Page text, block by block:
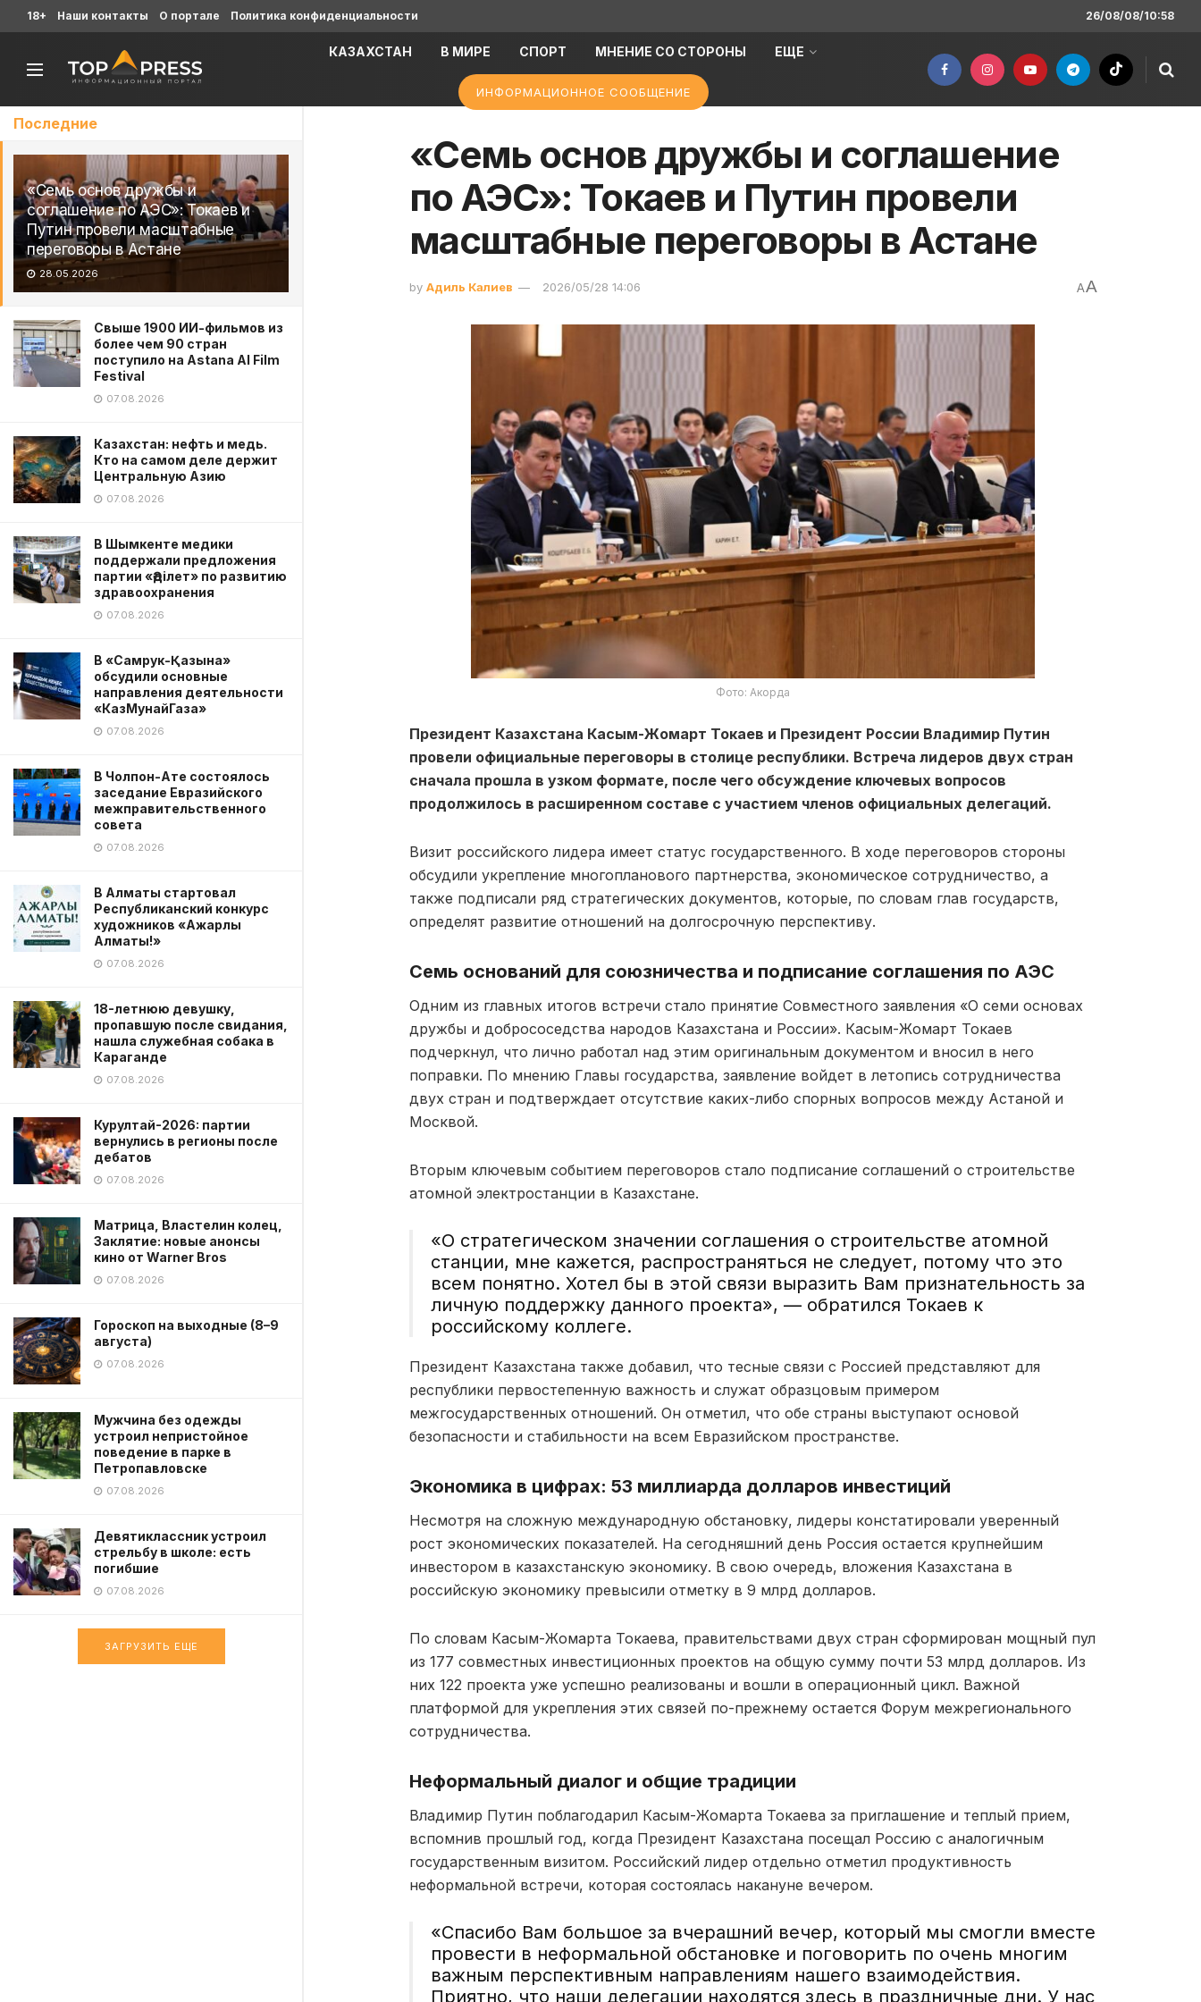
Последние
«Семь основ дружбы и
соглашение по АЭС»: Токаев и
Путин провели масштабные
переговоры в Астане
28.05.2026
Свыше 1900 ИИ-фильмов из
более чем 90 стран
поступило на Astana AI Film
Festival
07.08.2026
Казахстан: нефть и медь.
Кто на самом деле держит
Центральную Азию
07.08.2026
В Шымкенте медики
поддержали предложения
партии «Әділет» по развитию
здравоохранения
07.08.2026
В «Самрук-Қазына»
обсудили основные
направления деятельности
«КазМунайГаза»
07.08.2026
В Чолпон-Ате состоялось
заседание Евразийского
межправительственного
совета
07.08.2026
В Алматы стартовал
Республиканский конкурс
художников «Ажарлы
Алматы!»
07.08.2026
18-летнюю девушку,
пропавшую после свидания,
нашла служебная собака в
Караганде
07.08.2026
Курултай-2026: партии
вернулись в регионы после
дебатов
07.08.2026
Матрица, Властелин колец,
Заклятие: новые анонсы
кино от Warner Bros
07.08.2026
Гороскоп на выходные (8–9
августа)
07.08.2026
Мужчина без одежды
устроил непристойное
поведение в парке в
Петропавловске
07.08.2026
Девятиклассник устроил
стрельбу в школе: есть
погибшие
07.08.2026
ЗАГРУЗИТЬ ЕЩЕ
18+ Наши контакты О портале Политика конфиденциальности 26/08/08/10:58
КАЗАХСТАН В МИРЕ СПОРТ МНЕНИЕ СО СТОРОНЫ ЕЩЕ
ИНФОРМАЦИОННОЕ СООБЩЕНИЕ
«Семь основ дружбы и соглашение
по АЭС»: Токаев и Путин провели
масштабные переговоры в Астане
by Адиль Калиев 2026/05/28 14:06 AA
Фото: Акорда
Президент Казахстана Касым-Жомарт Токаев и Президент России Владимир Путин
провели официальные переговоры в столице республики. Встреча лидеров двух стран
сначала прошла в узком формате, после чего обсуждение ключевых вопросов
продолжилось в расширенном составе с участием членов официальных делегаций.
Визит российского лидера имеет статус государственного. В ходе переговоров стороны
обсудили укрепление многопланового партнерства, экономическое сотрудничество, а
также подписали ряд стратегических документов, которые, по словам глав государств,
определят развитие отношений на долгосрочную перспективу.
Семь оснований для союзничества и подписание соглашения по АЭС
Одним из главных итогов встречи стало принятие Совместного заявления «О семи основах
дружбы и добрососедства народов Казахстана и России». Касым-Жомарт Токаев
подчеркнул, что лично работал над этим оригинальным документом и вносил в него
поправки. По мнению Главы государства, заявление войдет в летопись сотрудничества
двух стран и подтверждает отсутствие каких-либо спорных вопросов между Астаной и
Москвой.
Вторым ключевым событием переговоров стало подписание соглашений о строительстве
атомной электростанции в Казахстане.
«О стратегическом значении соглашения о строительстве атомной
станции, мне кажется, распространяться не следует, потому что это
всем понятно. Хотел бы в этой связи выразить Вам признательность за
личную поддержку данного проекта», — обратился Токаев к
российскому коллеге.
Президент Казахстана также добавил, что тесные связи с Россией представляют для
республики первостепенную важность и служат образцовым примером
межгосударственных отношений. Он отметил, что обе страны выступают основой
безопасности и стабильности на всем Евразийском пространстве.
Экономика в цифрах: 53 миллиарда долларов инвестиций
Несмотря на сложную международную обстановку, лидеры констатировали уверенный
рост экономических показателей. На сегодняшний день Россия остается крупнейшим
инвестором в казахстанскую экономику. В свою очередь, вложения Казахстана в
российскую экономику превысили отметку в 9 млрд долларов.
По словам Касым-Жомарта Токаева, правительствами двух стран сформирован мощный пул
из 177 совместных инвестиционных проектов на общую сумму почти 53 млрд долларов. Из
них 122 проекта уже успешно реализованы и вошли в операционный цикл. Важной
платформой для укрепления этих связей по-прежнему остается Форум межрегионального
сотрудничества.
Неформальный диалог и общие традиции
Владимир Путин поблагодарил Касым-Жомарта Токаева за приглашение и теплый прием,
вспомнив прошлый год, когда Президент Казахстана посещал Россию с аналогичным
государственным визитом. Российский лидер отдельно отметил продуктивность
неформальной встречи, которая состоялась накануне вечером.
«Спасибо Вам большое за вчерашний вечер, который мы смогли вместе
провести в неформальной обстановке и поговорить по очень многим
важным перспективным направлениям нашего взаимодействия.
Приятно, что наши делегации находятся здесь в праздничные дни. У нас